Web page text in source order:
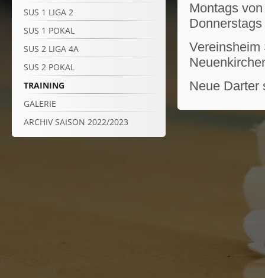
SUS 1 LIGA 2
SUS 1 POKAL
SUS 2 LIGA 4A
SUS 2 POKAL
TRAINING
GALERIE
ARCHIV SAISON 2022/2023
Montags
Vereinsheim
Neue Darter